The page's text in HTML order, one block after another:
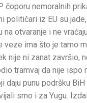
nemoralnih
iz EU su
otvaranje i ne
ima što je tamo
nije ni zanat završio,
tramvaj da nije ispo
daju punu podršku
smo i za Yugu.